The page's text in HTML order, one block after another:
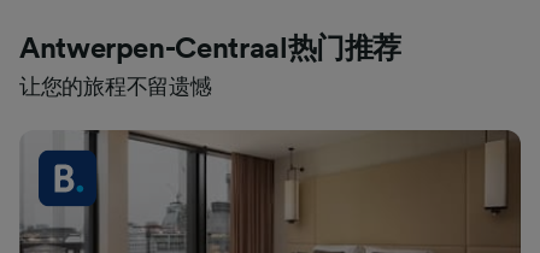
Antwerpen-Centraal热门推荐
让您的旅程不留遗憾